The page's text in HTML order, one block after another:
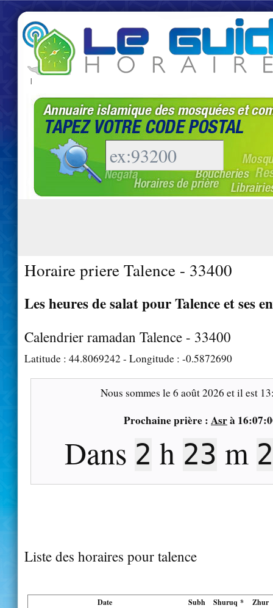
|
Horaire priere Talence - 33400
Les heures de salat pour Talence et ses
Calendrier ramadan Talence - 33400
Latitude : 44.8069242 - Longitude : -0.5872690
Nous sommes le6 août 2026 et il est
Prochaine prière : Asrà
Dans 2 h 23 m
Liste des horaires pour talence
Date Subh Shuruq * Zhur